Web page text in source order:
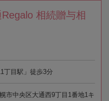
相続贈与相
丁目駅」徒歩3分
市中央区大通西9丁目1番地1キ